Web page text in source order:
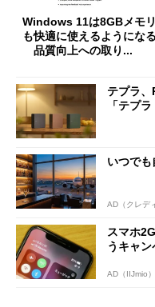
Windows 11は8GBメモ
も快適に使えるようにな
品質向上への取り...
テプラ、
「テプ
いつで
AD（クレデ
スマホ
うキャン
AD（IIJmio）